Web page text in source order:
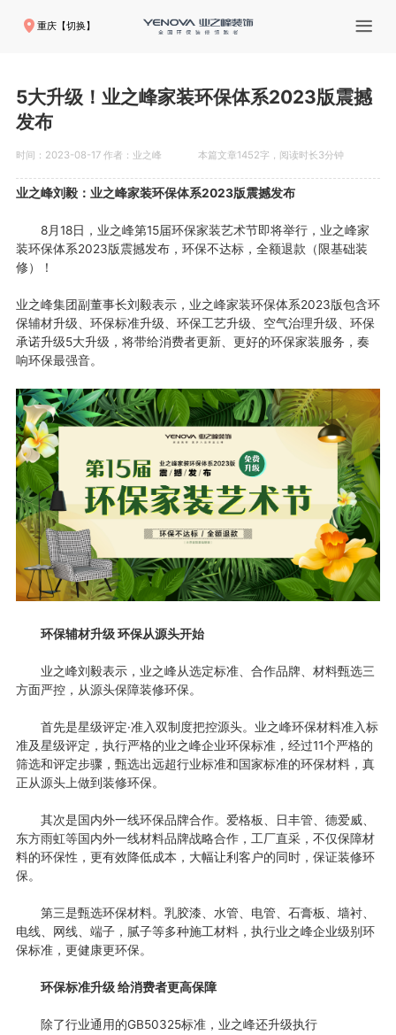
重庆【切换】
5大升级！业之峰家装环保体系2023版震撼
发布
时间：2023-08-17 作者：业之峰 本篇文章1452字，阅读时长3分钟
业之峰刘毅：业之峰家装环保体系2023版震撼发布
8月18日，业之峰第15届环保家装艺术节即将举行，业之峰家
装环保体系2023版震撼发布，环保不达标，全额退款（限基础装
修）！
业之峰集团副董事长刘毅表示，业之峰家装环保体系2023版包含环
保辅材升级、环保标准升级、环保工艺升级、空气治理升级、环保
承诺升级5大升级，将带给消费者更新、更好的环保家装服务，奏
响环保最强音。
环保辅材升级 环保从源头开始
业之峰刘毅表示，业之峰从选定标准、合作品牌、材料甄选三
方面严控，从源头保障装修环保。
首先是星级评定·准入双制度把控源头。业之峰环保材料准入标
准及星级评定，执行严格的业之峰企业环保标准，经过11个严格的
筛选和评定步骤，甄选出远超行业标准和国家标准的环保材料，真
正从源头上做到装修环保。
其次是国内外一线环保品牌合作。爱格板、日丰管、德爱威、
东方雨虹等国内外一线材料品牌战略合作，工厂直采，不仅保障材
料的环保性，更有效降低成本，大幅让利客户的同时，保证装修环
保。
第三是甄选环保材料。乳胶漆、水管、电管、石膏板、墙衬、
电线、网线、端子，腻子等多种施工材料，执行业之峰企业级别环
保标准，更健康更环保。
环保标准升级 给消费者更高保障
除了行业通用的GB50325标准，业之峰还升级执行